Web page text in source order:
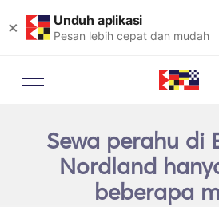
× Unduh aplikasi
Pesan lebih cepat dan mudah
Sewa perahu di
Nordland
beberapa